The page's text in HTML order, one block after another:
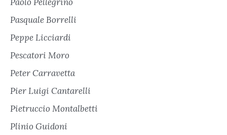
Pasquale Borrelli
Peppe Licciardi
Pescatori Moro
Peter Carravetta
Pier Luigi Cantarelli
Pietruccio Montalbetti
Plinio Guidoni